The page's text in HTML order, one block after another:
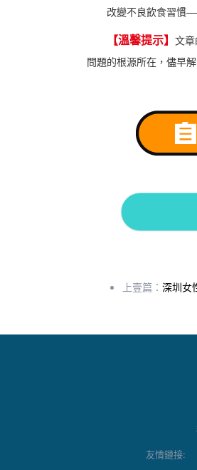
改變不良飲食習慣
【溫馨提示】 文
問題的根源所在，儘早
上壹篇： 深圳女
友情鏈接: